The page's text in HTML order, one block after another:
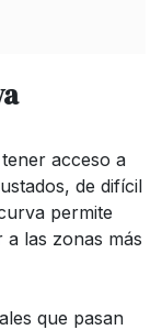
acceso a
de difícil
permite
las zonas más
que pasan